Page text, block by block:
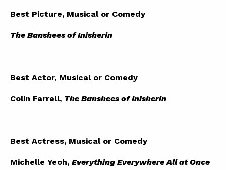
Best Picture, Musical or Comedy
The Banshees of Inisherin
Best Actor, Musical or Comedy
Colin Farrell, The Banshees of Inisherin
Best Actress, Musical or Comedy
Michelle Yeoh, Everything Everywhere All at Once